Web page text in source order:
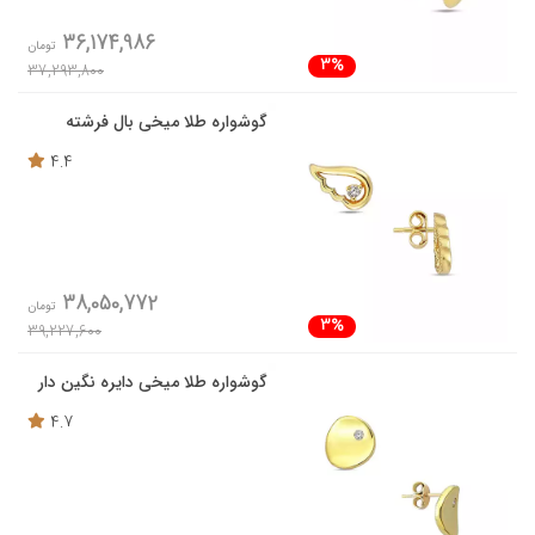
3%
36,174,986 تومان
37,293,800
گوشواره طلا میخی بال فرشته
4.4
3%
38,050,772 تومان
39,227,600
گوشواره طلا میخی دایره نگین دار
4.7